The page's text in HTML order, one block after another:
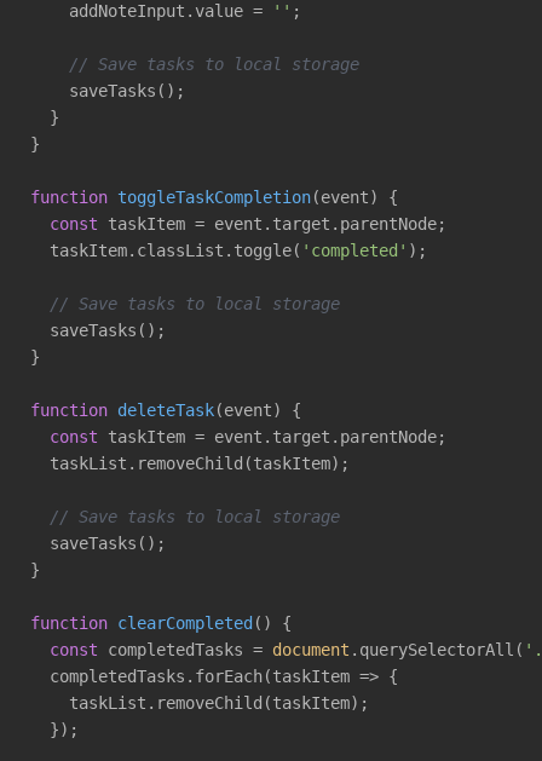
    addNoteInput.value =
'' ;
// Save tasks to local storage
    saveTasks();
  }
}
function toggleTaskCompletion(event) {
const taskItem = event.target.parentNode;
  taskItem.classList.toggle(
'completed' );
// Save tasks to local storage
  saveTasks();
}
function deleteTask(event) {
const taskItem = event.target.parentNode;
  taskList.removeChild(taskItem);
// Save tasks to local storage
  saveTasks();
}
function clearCompleted ( ) {
const completedTasks = document .querySelectorAll(
  completedTasks.forEach(
taskItem => {
    taskList.removeChild(taskItem);
  });